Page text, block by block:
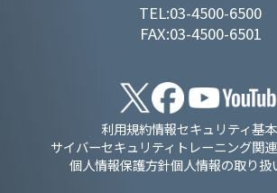
TEL:03-4500-6500
FAX:03-4500-6501
利用規約情報セキュリティ基
サイバーセキュリティトレーニング関
個人情報保護方針個人情報の取り扱